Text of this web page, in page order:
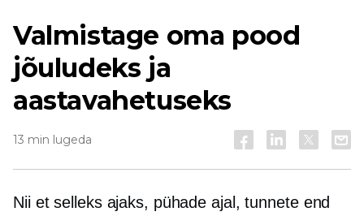
Valmistage oma pood
jõuludeks ja
aastavahetuseks
13 min lugeda
Nii et selleks ajaks, pühade ajal, tunnete end